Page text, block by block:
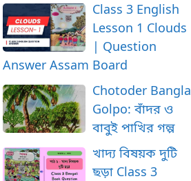
Class 3 English
Lesson 1 Clouds
| Question
Answer Assam Board
Chotoder Bangla
Golpo: বাঁদর ও
বাবুই পাখির গল্প
খাদ্য বিষয়ক দুটি
ছড়া Class 3